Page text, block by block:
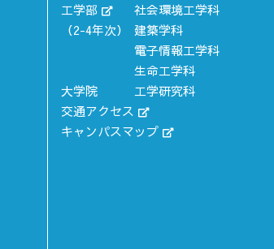
工学部
（2-4年次）
社会環境工学科
建築学科
電子情報工学科
生命工学科
大学院
工学研究科
交通アクセス
キャンパスマップ